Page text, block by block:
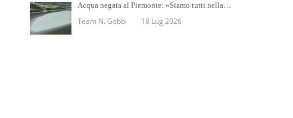
Acqua negata al Piemonte: «Siamo tutti nella…
Team N. Gobbi 18 Lug 2026